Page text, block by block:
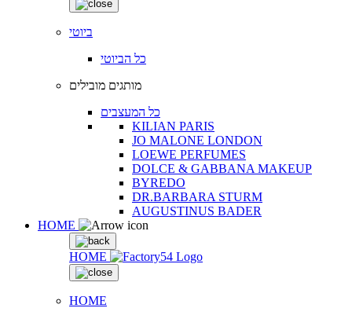
ביוטי
כל הביוטי
מותגים מובילים
כל המעצבים
KILIAN PARIS
JO MALONE LONDON
LOEWE PERFUMES
DOLCE & GABBANA MAKEUP
BYREDO
DR.BARBARA STURM
AUGUSTINUS BADER
HOME
HOME
HOME